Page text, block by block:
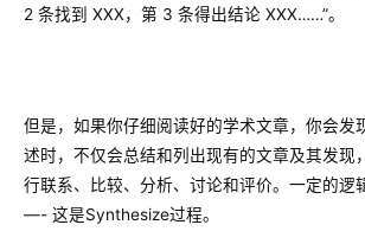
2 条找到 XXX，第 3 条得出结论 XXX……”。
但是，如果你仔细阅读好的学术文章，你会发
述时，不仅会总结和列出现有的文章及其发现
行联系、比较、分析、讨论和评价。一定的逻
—- 这是Synthesize过程。